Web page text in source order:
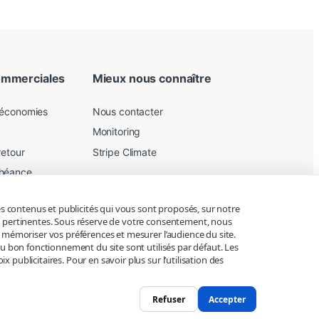
contenus et publicités qui vous sont proposés, sur notre
Sous réserve de votre consentement, nous
vos préférences et mesurer l’audience du site.
bon fonctionnement du site sont utilisés par défaut. Les
publicitaires. Pour en savoir plus sur l’utilisation des
Refuser Accepter
Mieux nous connaître
Nous contacter
Monitoring
Stripe Climate